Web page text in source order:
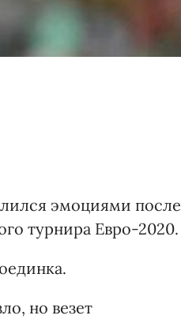
эмоциями после
турнира Евро-2020.
но везет